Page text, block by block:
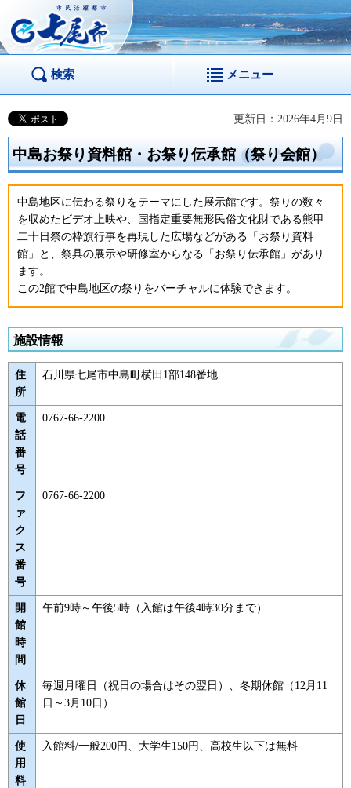
市民活躍都市 七尾
市
検索 メニュー
更新日：2026年4月9日
中島お祭り資料館・お祭り伝承館（祭り会館）
中島地区に伝わる祭りをテーマにした展示館です。祭りの数々
を収めたビデオ上映や、国指定重要無形民俗文化財である熊甲
二十日祭の枠旗行事を再現した広場などがある「お祭り資料
館」と、祭具の展示や研修室からなる「お祭り伝承館」があり
ます。
この2館で中島地区の祭りをバーチャルに体験できます。
施設情報
住
所
石川県七尾市中島町横田1部148番地
電
話
番
号
0767-66-2200
フ
ァ
ク
ス
番
号
0767-66-2200
開
館
時
間
午前9時～午後5時（入館は午後4時30分まで）
休
館
日
毎週月曜日（祝日の場合はその翌日）、冬期休館（12月11
日～3月10日）
使
用
料
入館料/一般200円、大学生150円、高校生以下は無料